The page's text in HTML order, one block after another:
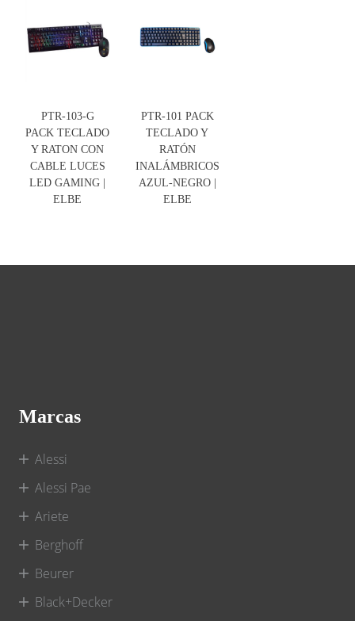
PTR-103-G
PACK TECLADO
Y RATON CON
CABLE LUCES
LED GAMING |
ELBE
PTR-101 PACK
TECLADO Y
RATÓN
INALÁMBRICOS
AZUL-NEGRO |
ELBE
Marcas
Alessi
Alessi Pae
Ariete
Berghoff
Beurer
Black+Decker